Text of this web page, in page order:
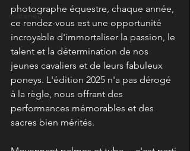
matériel
photographe équestre, chaque année,
ce rendez-vous est une opportunité
incroyable d'immortaliser la passion, le
talent et la détermination de nos
jeunes cavaliers et de leurs fabuleux
poneys. L'édition 2025 n'a pas dérogé
à la règle, nous offrant des
performances mémorables et des
sacres bien mérités.